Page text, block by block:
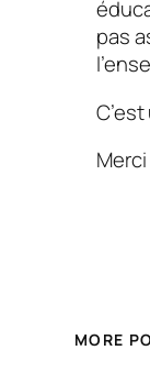
pas
MORE